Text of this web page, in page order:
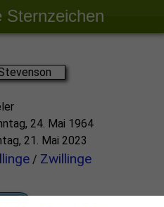
Sternzeichen
24. Mai 1964
21. Mai 2023
/ Zwillinge